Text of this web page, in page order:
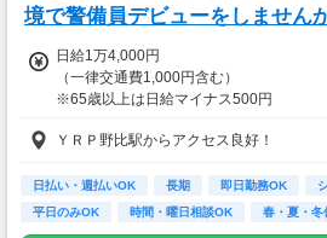
境で警備員デビューをしません
日給1万4,000円
（一律交通費1,000円含む）
※65歳以上は日給マイナス500円
※70歳以上は日給マイナス2,000円
---
■交通誘導2級以上の資格をお持ちの方は
日給1万4,000円
ＹＲＰ野比駅からアクセス良好！
日払い・週払いOK 長期 即日勤務OK
平日のみOK
時間・曜日相談OK
春・夏・冬